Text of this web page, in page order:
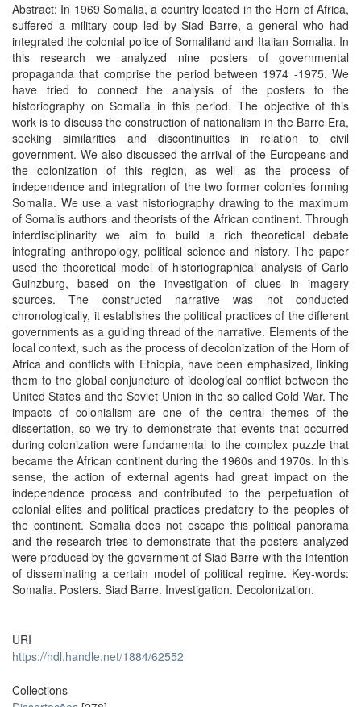
Abstract: In 1969 Somalia, a country located in the Horn of Africa,
suffered a military coup led by Siad Barre, a general who had
integrated the colonial police of Somaliland and Italian Somalia. In
this research we analyzed nine posters of governmental
propaganda that comprise the period between 1974 -1975. We
have tried to connect the analysis of the posters to the
historiography on Somalia in this period. The objective of this
work is to discuss the construction of nationalism in the Barre Era,
seeking similarities and discontinuities in relation to civil
government. We also discussed the arrival of the Europeans and
the colonization of this region, as well as the process of
independence and integration of the two former colonies forming
Somalia. We use a vast historiography drawing to the maximum
of Somalis authors and theorists of the African continent. Through
interdisciplinarity we aim to build a rich theoretical debate
integrating anthropology, political science and history. The paper
used the theoretical model of historiographical analysis of Carlo
Guinzburg, based on the investigation of clues in imagery
sources. The constructed narrative was not conducted
chronologically, it establishes the political practices of the different
governments as a guiding thread of the narrative. Elements of the
local context, such as the process of decolonization of the Horn of
Africa and conflicts with Ethiopia, have been emphasized, linking
them to the global conjuncture of ideological conflict between the
United States and the Soviet Union in the so called Cold War. The
impacts of colonialism are one of the central themes of the
dissertation, so we try to demonstrate that events that occurred
during colonization were fundamental to the complex puzzle that
became the African continent during the 1960s and 1970s. In this
sense, the action of external agents had great impact on the
independence process and contributed to the perpetuation of
colonial elites and political practices predatory to the peoples of
the continent. Somalia does not escape this political panorama
and the research tries to demonstrate that the posters analyzed
were produced by the government of Siad Barre with the intention
of disseminating a certain model of political regime. Key-words:
Somalia. Posters. Siad Barre. Investigation. Decolonization.
URI
https://hdl.handle.net/1884/62552
Collections